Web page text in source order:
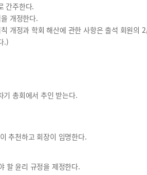
간주한다.
개정한다.
개정과 학회 해산에 관한 사항은 출석 회원의
.)
기 총회에서 추인 받는다.
추천하고 회장이 임명한다.
할 윤리 규정을 제정한다.